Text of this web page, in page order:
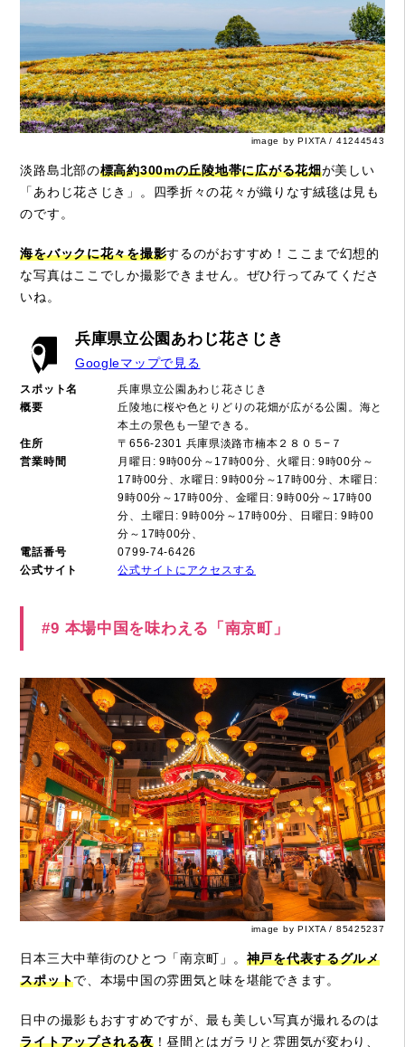
image by PIXTA / 41244543
淡路島北部の標高約300mの丘陵地帯に広がる花畑が美しい
「あわじ花さじき」。四季折々の花々が織りなす絨毯は見も
のです。
海をバックに花々を撮影するのがおすすめ！ここまで幻想的
な写真はここでしか撮影できません。ぜひ行ってみてくださ
いね。
兵庫県立公園あわじ花さじき
Googleマップで見る
スポット名
兵庫県立公園あわじ花さじき
概要
丘陵地に桜や色とりどりの花畑が広がる公園。海と
本土の景色も一望できる。
住所
〒656-2301 兵庫県淡路市楠本２８０５−７
営業時間
月曜日: 9時00分～17時00分、火曜日: 9時00分～
17時00分、水曜日: 9時00分～17時00分、木曜日:
9時00分～17時00分、金曜日: 9時00分～17時00
分、土曜日: 9時00分～17時00分、日曜日: 9時00
分～17時00分、
電話番号
0799-74-6426
公式サイト
公式サイトにアクセスする
#9 本場中国を味わえる「南京町」
image by PIXTA / 85425237
日本三大中華街のひとつ「南京町」。 神戸を代表するグルメ
スポットで、本場中国の雰囲気と味を堪能できます。
日中の撮影もおすすめですが、最も美しい写真が撮れるのは
ライトアップされる夜！昼間とはガラリと雰囲気が変わり、